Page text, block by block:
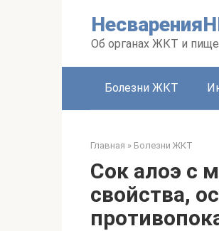
Об органах ЖКТ и
Болезни ЖКТ
Главная » Болезни ЖКТ
Сок алоэ с
свойства,